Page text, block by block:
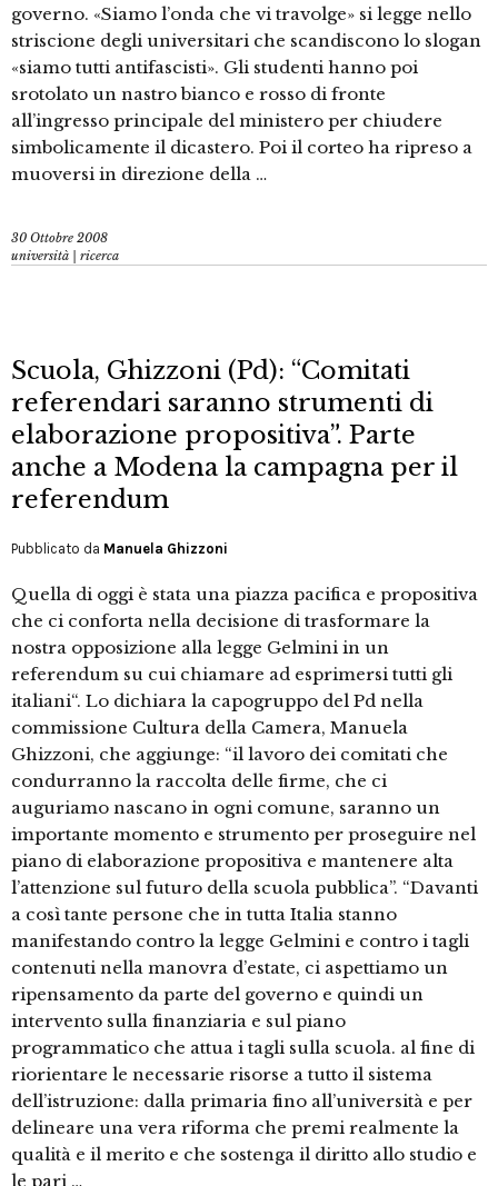
governo. «Siamo l’onda che vi travolge» si legge nello
striscione degli universitari che scandiscono lo slogan
«siamo tutti antifascisti». Gli studenti hanno poi
srotolato un nastro bianco e rosso di fronte
all’ingresso principale del ministero per chiudere
simbolicamente il dicastero. Poi il corteo ha ripreso a
muoversi in direzione della …
30 Ottobre 2008
università | ricerca
Scuola, Ghizzoni (Pd): “Comitati
referendari saranno strumenti di
elaborazione propositiva”. Parte
anche a Modena la campagna per il
referendum
Pubblicato da Manuela Ghizzoni
Quella di oggi è stata una piazza pacifica e propositiva
che ci conforta nella decisione di trasformare la
nostra opposizione alla legge Gelmini in un
referendum su cui chiamare ad esprimersi tutti gli
italiani“. Lo dichiara la capogruppo del Pd nella
commissione Cultura della Camera, Manuela
Ghizzoni, che aggiunge: “il lavoro dei comitati che
condurranno la raccolta delle firme, che ci
auguriamo nascano in ogni comune, saranno un
importante momento e strumento per proseguire nel
piano di elaborazione propositiva e mantenere alta
l’attenzione sul futuro della scuola pubblica”. “Davanti
a così tante persone che in tutta Italia stanno
manifestando contro la legge Gelmini e contro i tagli
contenuti nella manovra d’estate, ci aspettiamo un
ripensamento da parte del governo e quindi un
intervento sulla finanziaria e sul piano
programmatico che attua i tagli sulla scuola. al fine di
riorientare le necessarie risorse a tutto il sistema
dell’istruzione: dalla primaria fino all’università e per
delineare una vera riforma che premi realmente la
qualità e il merito e che sostenga il diritto allo studio e
le pari …